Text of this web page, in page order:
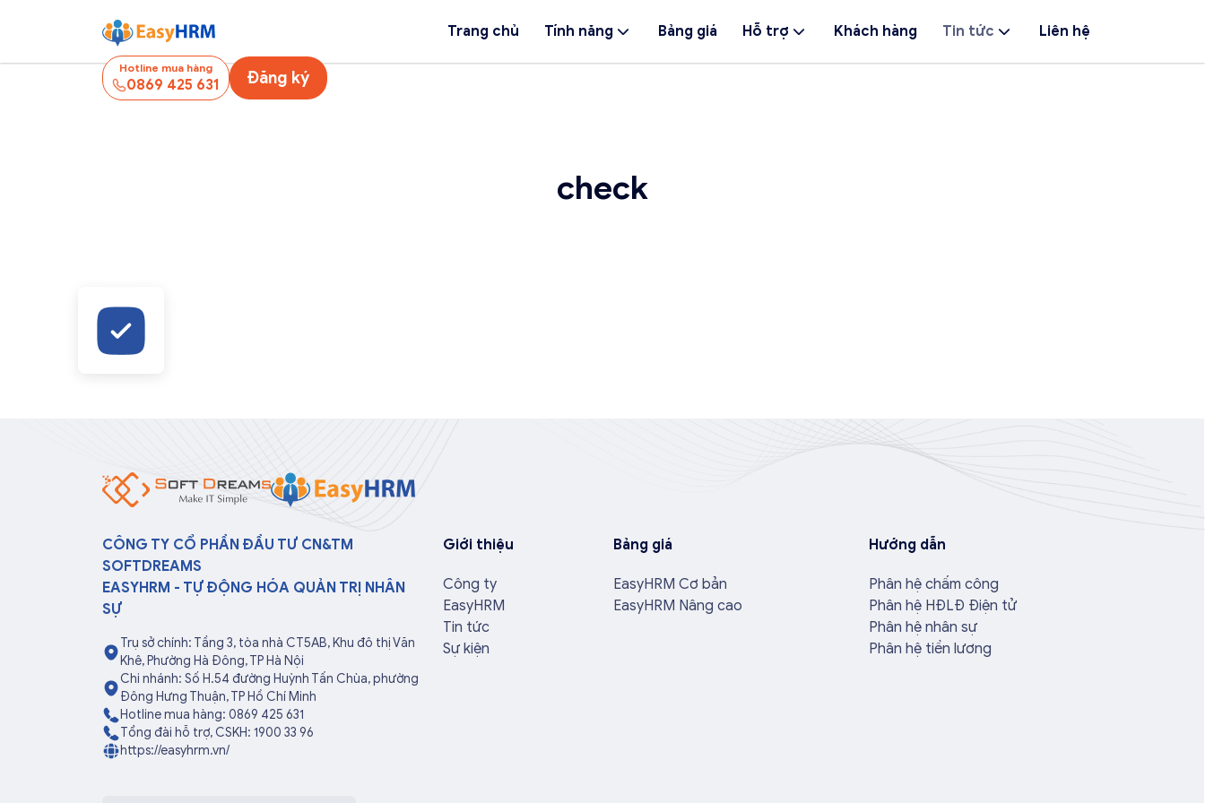
Trang chủ Tính năng Bảng giá Hỗ trợ Khách hàng Tin tức Liên hệ
Hotline mua hàng
0869 425 631 Đăng ký
check
CÔNG TY CỔ PHẦN ĐẦU TƯ CN&TM
SOFTDREAMS
EASYHRM - TỰ ĐỘNG HÓA QUẢN TRỊ NHÂN
SỰ
Trụ sở chính: Tầng 3, tòa nhà CT5AB, Khu đô thị Văn
Khê, Phường Hà Đông, TP Hà Nội
Chi nhánh: Số H.54 đường Huỳnh Tấn Chùa, phường
Đông Hưng Thuận, TP Hồ Chí Minh
Hotline mua hàng: 0869 425 631
Tổng đài hỗ trợ, CSKH: 1900 33 96
https://easyhrm.vn/
Giới thiệu
Công ty
EasyHRM
Tin tức
Sự kiện
Bảng giá
EasyHRM Cơ bản
EasyHRM Nâng cao
Hướng dẫn
Phân hệ chấm công
Phân hệ HĐLĐ Điện tử
Phân hệ nhân sự
Phân hệ tiền lương